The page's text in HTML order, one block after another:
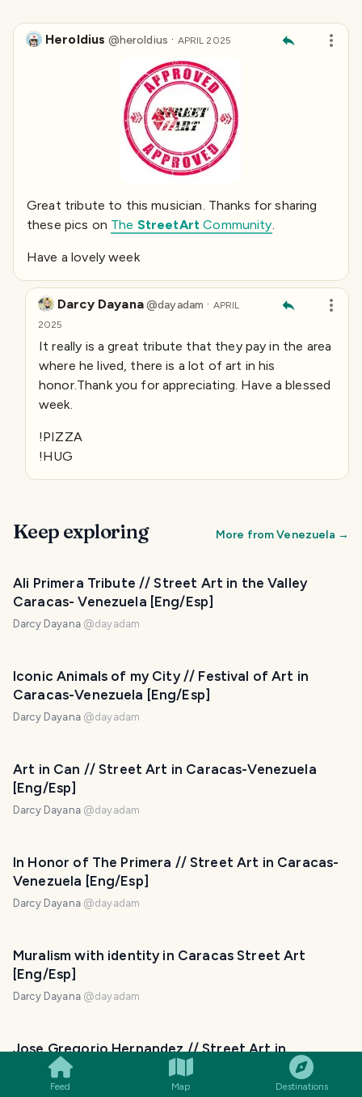
Feed Map Destinations
Heroldius @heroldius · APRIL 2025
Great tribute to this musician. Thanks for sharing
these pics on The StreetArt Community.
Have a lovely week
Darcy Dayana@dayadam · APRIL
2025
It really is a great tribute that they pay in the area
where he lived, there is a lot of art in his
honor.Thank you for appreciating. Have a blessed
week.
!PIZZA
!HUG
Keep exploring More fromVenezuela →
Ali Primera Tribute // Street Art in the Valley
Caracas- Venezuela [Eng/Esp]
Darcy Dayana @dayadam
Iconic Animals of my City // Festival of Art in
Caracas-Venezuela [Eng/Esp]
Darcy Dayana @dayadam
Art in Can // Street Art in Caracas-Venezuela
[Eng/Esp]
Darcy Dayana @dayadam
In Honor of The Primera // Street Art in Caracas-
Venezuela [Eng/Esp]
Darcy Dayana @dayadam
Muralism with identity in Caracas Street Art
[Eng/Esp]
Darcy Dayana @dayadam
Jose Gregorio Hernandez // Street Art in
Caracas-Venezuela [Eng/Esp]
Darcy Dayana